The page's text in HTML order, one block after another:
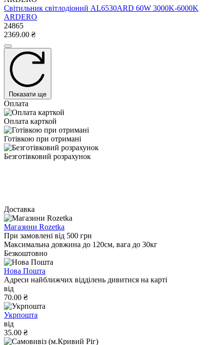
Світильник світлодіоний AL6530ARD 60W 3000K-6000K
ARDERO
24865
2369.00 ₴
Показати ще
Оплата
Оплата карткой
Готівкою при отримані
Безготівковий розрахунок
Доставка
Магазини Rozetka
При замовлені від 500 грн
Максимальна довжина до 120см, вага до 30кг
Безкоштовно
Нова Пошта
Адреси найближчих відділень дивитися на карті
від
70.00 ₴
Укрпошта
від
35.00 ₴